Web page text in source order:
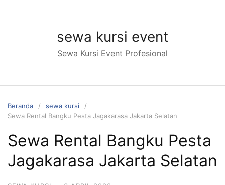
sewa kursi event
Sewa Kursi Event Profesional
Beranda
sewa kursi
Sewa Rental Bangku Pesta Jagakarasa Jakarta Selatan
Sewa Rental Bangku Pesta
Jagakarasa Jakarta Selatan